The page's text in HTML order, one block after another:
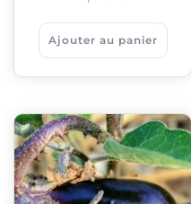
Ajouter au panier